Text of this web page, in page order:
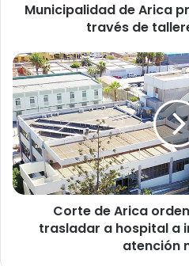
d
d
e
A
r
i
c
a
p
Municipalidad de Arica
través de
C
o
r
t
e
d
e
A
r
Corte de Arica
trasladar a hospital a
atención